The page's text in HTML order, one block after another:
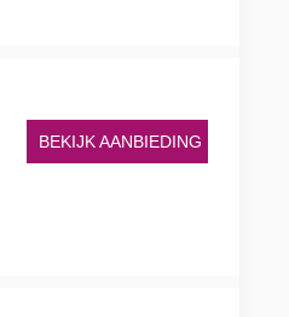
BEKIJK AANBIEDING